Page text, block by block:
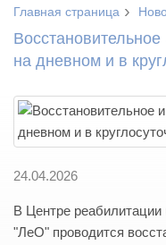
Главная страница ›
на дневном и в
24.04.2026
В Центре реабилитации
"ЛеО" проводится